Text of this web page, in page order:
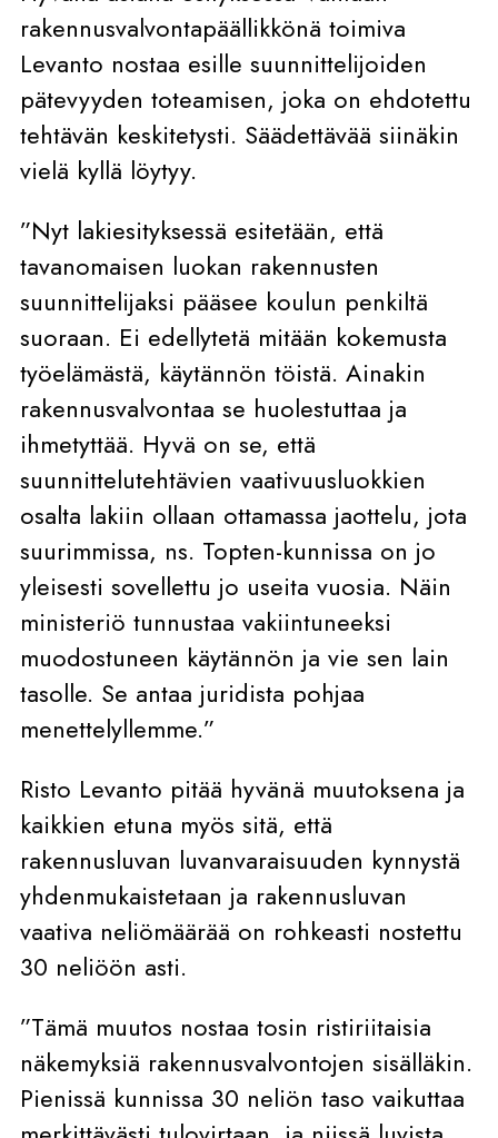
rakennusvalvontapäällikkönä toimiva
Levanto nostaa esille suunnittelijoiden
pätevyyden toteamisen, joka on ehdotettu
tehtävän keskitetysti. Säädettävää siinäkin
vielä kyllä löytyy.
”Nyt lakiesityksessä esitetään, että
tavanomaisen luokan rakennusten
suunnittelijaksi pääsee koulun penkiltä
suoraan. Ei edellytetä mitään kokemusta
työelämästä, käytännön töistä. Ainakin
rakennusvalvontaa se huolestuttaa ja
ihmetyttää. Hyvä on se, että
suunnittelutehtävien vaativuusluokkien
osalta lakiin ollaan ottamassa jaottelu, jota
suurimmissa, ns. Topten-kunnissa on jo
yleisesti sovellettu jo useita vuosia. Näin
ministeriö tunnustaa vakiintuneeksi
muodostuneen käytännön ja vie sen lain
tasolle. Se antaa juridista pohjaa
menettelyllemme.”
Risto Levanto pitää hyvänä muutoksena ja
kaikkien etuna myös sitä, että
rakennusluvan luvanvaraisuuden kynnystä
yhdenmukaistetaan ja rakennusluvan
vaativa neliömäärää on rohkeasti nostettu
30 neliöön asti.
”Tämä muutos nostaa tosin ristiriitaisia
näkemyksiä rakennusvalvontojen sisälläkin.
Pienissä kunnissa 30 neliön taso vaikuttaa